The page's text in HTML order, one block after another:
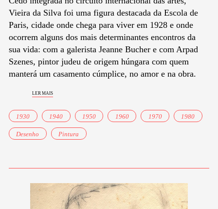
Vieira da Silva foi uma figura destacada da Escola de
Paris, cidade onde chega para viver em 1928 e onde
ocorrem alguns dos mais determinantes encontros da
sua vida: com a galerista Jeanne Bucher e com Arpad
Szenes, pintor judeu de origem húngara com quem
manterá um casamento cúmplice, no amor e na obra.
ler mais
1930 1940 1950 1960 1970 1980
Desenho Pintura